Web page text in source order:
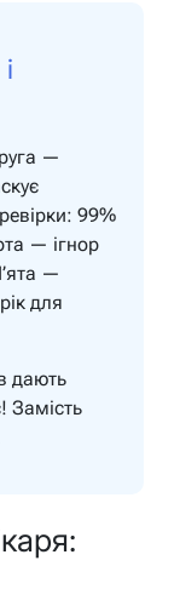
—
99%
— ігнор
—
для
дають
Замість